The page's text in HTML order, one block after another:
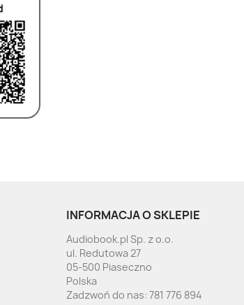
INFORMACJA O SKLEPIE
Audiobook.pl Sp. z o.o.
ul. Redutowa 27
05-500 Piaseczno
Polska
Zadzwoń do nas: 781 776 894